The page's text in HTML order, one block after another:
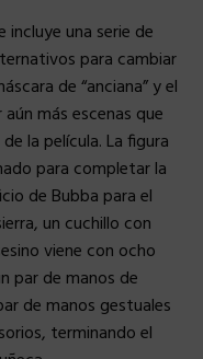
incluye una serie de
para cambiar
de “anciana” y el
más escenas que
la película. La figura
para completar la
de Bubba para el
un cuchillo con
viene con ocho
par de manos de
de manos gestuales
terminando el